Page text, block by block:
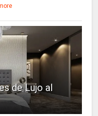
de Lujo al